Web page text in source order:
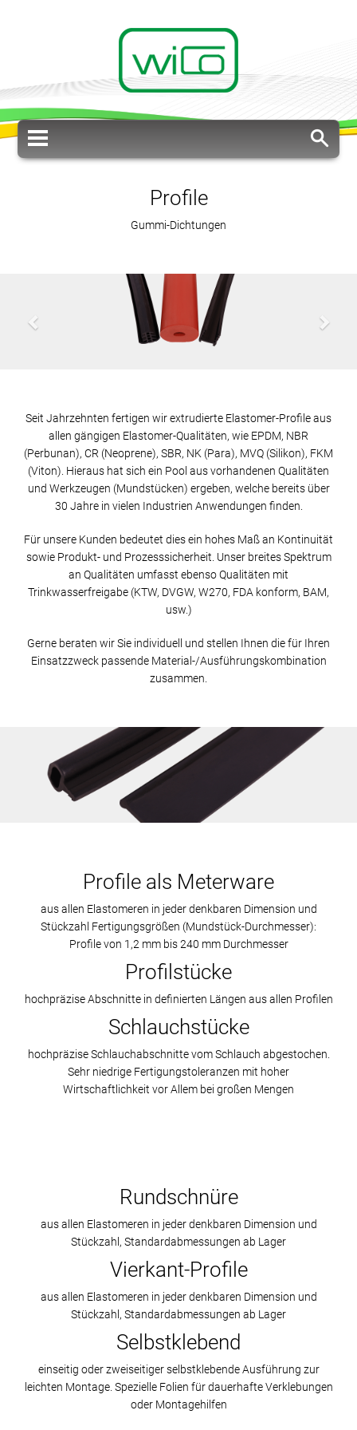
Profile
Gummi-Dichtungen
Seit Jahrzehnten fertigen wir extrudierte Elastomer-Profile aus
allen gängigen Elastomer-Qualitäten, wie EPDM, NBR
(Perbunan), CR (Neoprene), SBR, NK (Para), MVQ (Silikon), FKM
(Viton). Hieraus hat sich ein Pool aus vorhandenen Qualitäten
und Werkzeugen (Mundstücken) ergeben, welche bereits über
30 Jahre in vielen Industrien Anwendungen finden.
Für unsere Kunden bedeutet dies ein hohes Maß an Kontinuität
sowie Produkt- und Prozesssicherheit. Unser breites Spektrum
an Qualitäten umfasst ebenso Qualitäten mit
Trinkwasserfreigabe (KTW, DVGW, W270, FDA konform, BAM,
usw.)
Gerne beraten wir Sie individuell und stellen Ihnen die für Ihren
Einsatzzweck passende Material-/Ausführungskombination
zusammen.
Profile als Meterware
aus allen Elastomeren in jeder denkbaren Dimension und
Stückzahl Fertigungsgrößen (Mundstück-Durchmesser):
Profile von 1,2 mm bis 240 mm Durchmesser
Profilstücke
hochpräzise Abschnitte in definierten Längen aus allen Profilen
Schlauchstücke
hochpräzise Schlauchabschnitte vom Schlauch abgestochen.
Sehr niedrige Fertigungstoleranzen mit hoher
Wirtschaftlichkeit vor Allem bei großen Mengen
Rundschnüre
aus allen Elastomeren in jeder denkbaren Dimension und
Stückzahl, Standardabmessungen ab Lager
Vierkant-Profile
aus allen Elastomeren in jeder denkbaren Dimension und
Stückzahl, Standardabmessungen ab Lager
Selbstklebend
einseitig oder zweiseitiger selbstklebende Ausführung zur
leichten Montage. Spezielle Folien für dauerhafte Verklebungen
oder Montagehilfen